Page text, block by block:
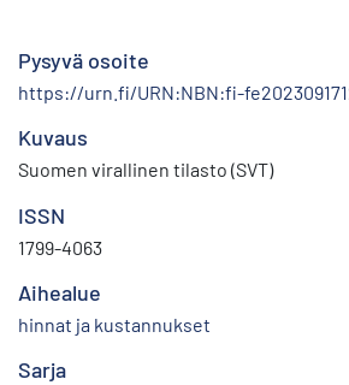
Pysyvä osoite
https://urn.fi/URN:NBN:fi-
Kuvaus
Suomen virallinen tilasto (SVT)
ISSN
1799-4063
Aihealue
hinnat ja kustannukset
Sarja